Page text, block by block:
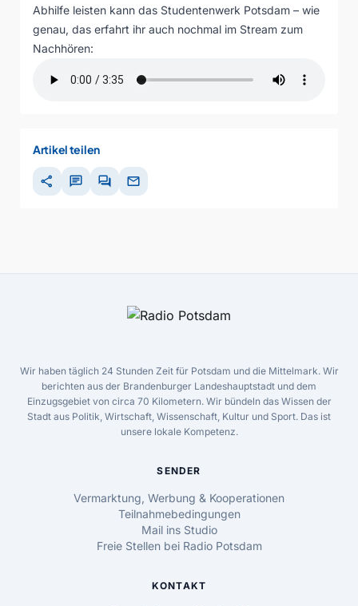
Abhilfe leisten kann das Studentenwerk Potsdam – wie
genau, das erfahrt ihr auch nochmal im Stream zum
Nachhören:
Artikel teilen
share chat forum mail
Wir haben täglich 24 Stunden Zeit für Potsdam und die Mittelmark. Wir
berichten aus der Brandenburger Landeshauptstadt und dem
Einzugsgebiet von circa 70 Kilometern. Wir bündeln das Wissen der
Stadt aus Politik, Wirtschaft, Wissenschaft, Kultur und Sport. Das ist
unsere lokale Kompetenz.
SENDER
Vermarktung, Werbung & Kooperationen
Teilnahmebedingungen
Mail ins Studio
Freie Stellen bei Radio Potsdam
KONTAKT